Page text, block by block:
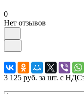
0
Нет отзывов
3 125 руб. за шт. с НДС